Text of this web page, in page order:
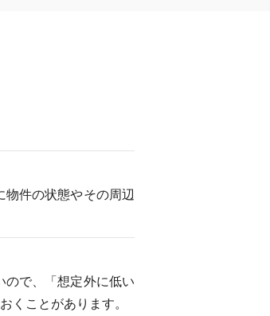
件の状態やその周辺
で、「想定外に低い
くことがあります。